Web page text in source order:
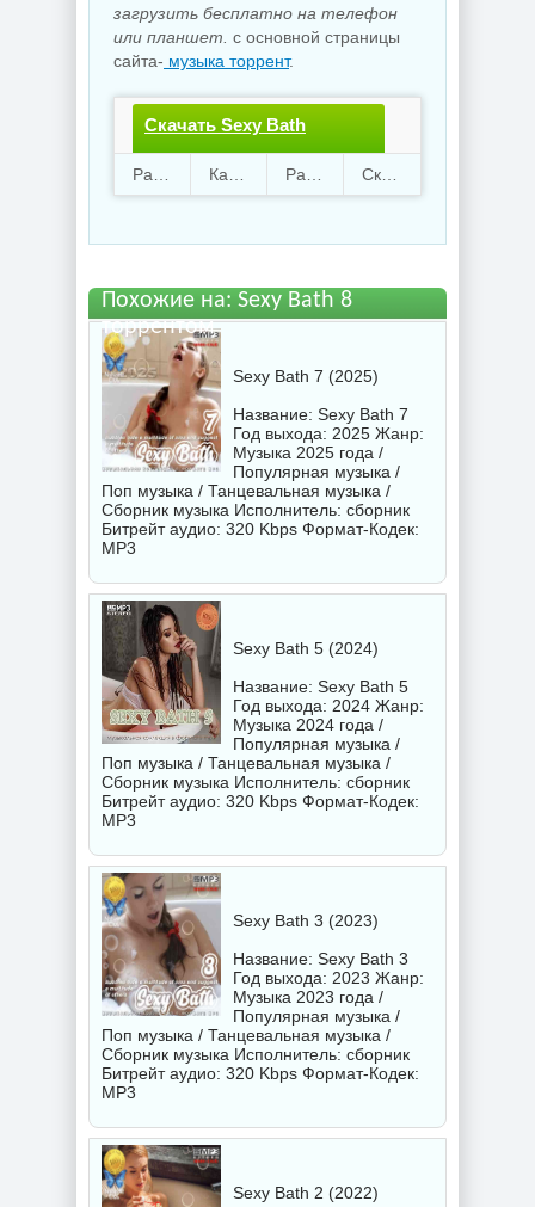
загрузить бесплатно на телефон
или планшет. с основной страницы
сайта- музыка торрент.
Скачать Sexy Bath
8.torrent файл бесплатно
12 44 546.39 Mb
Похожие на: Sexy Bath 8
торрентом
Sexy Bath 7 (2025)
Название: Sexy Bath 7
Год выхода: 2025 Жанр:
Музыка 2025 года /
Популярная музыка /
Поп музыка / Танцевальная музыка /
Сборник музыка Исполнитель: сборник
Битрейт аудио: 320 Kbps Формат-Кодек:
MP3
Sexy Bath 5 (2024)
Название: Sexy Bath 5
Год выхода: 2024 Жанр:
Музыка 2024 года /
Популярная музыка /
Поп музыка / Танцевальная музыка /
Сборник музыка Исполнитель: сборник
Битрейт аудио: 320 Kbps Формат-Кодек:
MP3
Sexy Bath 3 (2023)
Название: Sexy Bath 3
Год выхода: 2023 Жанр:
Музыка 2023 года /
Популярная музыка /
Поп музыка / Танцевальная музыка /
Сборник музыка Исполнитель: сборник
Битрейт аудио: 320 Kbps Формат-Кодек:
MP3
Sexy Bath 2 (2022)